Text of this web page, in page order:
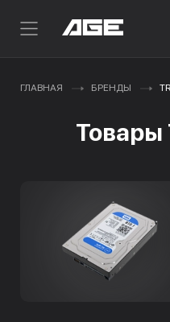
ГЛАВНАЯ БРЕНДЫ
Товары